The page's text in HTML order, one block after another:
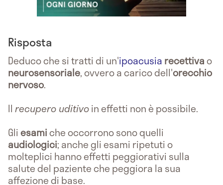
Risposta
Deduco che si tratti di un'ipoacusia recettivao
neurosensoriale, ovvero a carico dell'orecchio
nervoso.
Il recupero uditivoin effetti non è possibile.
Gliesamiche occorrono sono quelli
audiologici; anche gli esami ripetuti o
molteplici hanno effetti peggiorativi sulla
salute del paziente che peggiora la sua
affezione di base.